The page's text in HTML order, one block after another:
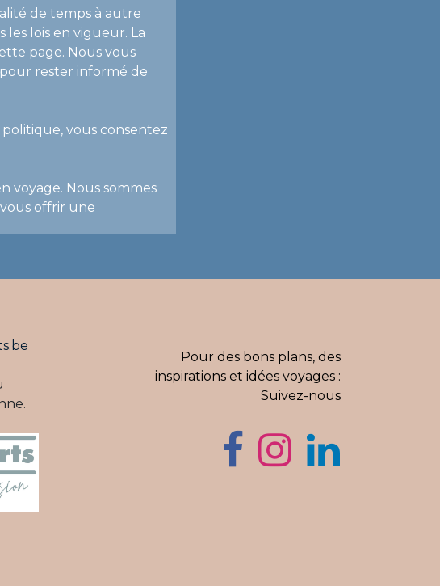
de temps à autre
lois en vigueur. La
page. Nous vous
rester informé de
vous consentez
voyage. Nous sommes
offrir une
Pour des bons plans, des
inspirations et idées voyages :
Suivez-nous